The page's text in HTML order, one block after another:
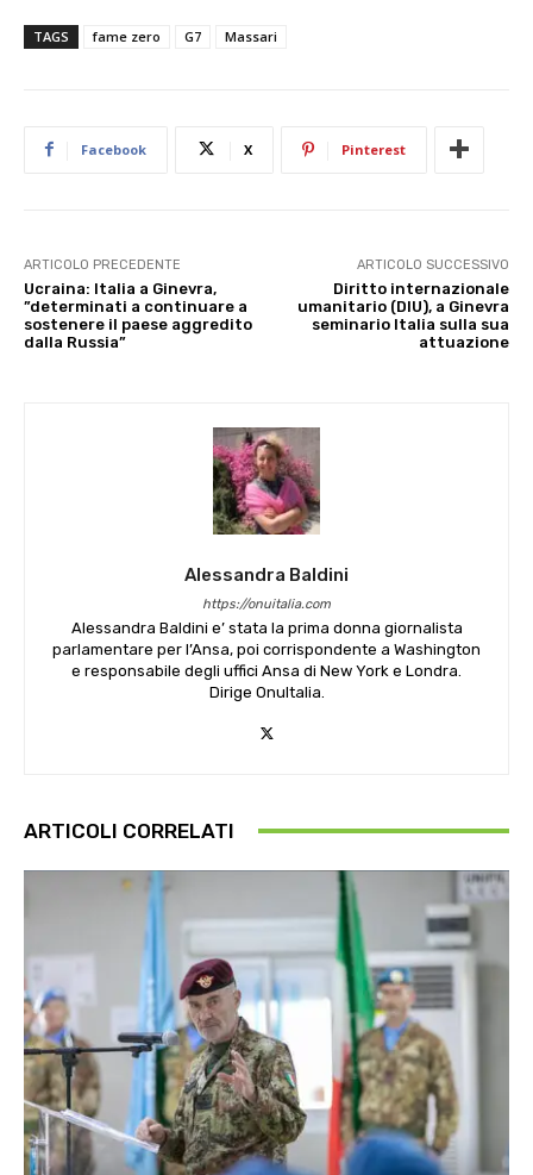
TAGS fame zero G7 Massari
Facebook X Pinterest
ARTICOLO PRECEDENTE
Ucraina: Italia a Ginevra,
”determinati a continuare a
sostenere il paese aggredito
dalla Russia”
ARTICOLO SUCCESSIVO
Diritto internazionale
umanitario (DIU), a Ginevra
seminario Italia sulla sua
attuazione
Alessandra Baldini
https://onuitalia.com
Alessandra Baldini e’ stata la prima donna giornalista
parlamentare per l’Ansa, poi corrispondente a Washington
e responsabile degli uffici Ansa di New York e Londra.
Dirige OnuItalia.
ARTICOLI CORRELATI